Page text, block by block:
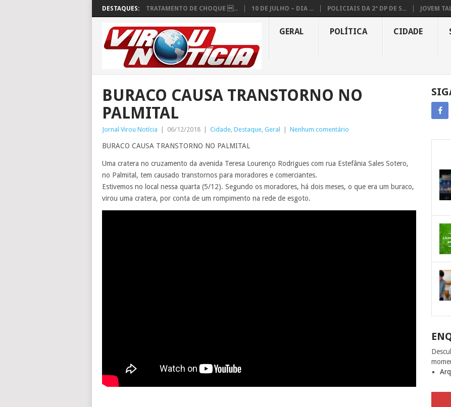
DESTAQUES: TRATAMENTO DE CHOQUE ... 10 DE JULHO – DIA ... POLICIAIS DA 2ª DP DE S... JOVEM
GERAL POLÍTICA CIDADE
BURACO CAUSA TRANSTORNO NO
PALMITAL
Jornal Virou Notícia 06/12/2018 Cidade, Destaque, Geral Nenhum comentário
BURACO CAUSA TRANSTORNO NO PALMITAL
Uma cratera no cruzamento da avenida Teresa Lourenço Rodrigues com rua Estefânia Sales Sotero,
no Palmital, tem causado transtornos para moradores e comerciantes.
Estivemos no local nessa quarta (5/12). Segundo os moradores, há dois meses, o que era um buraco,
virou uma cratera, por conta de um rompimento na rede de esgoto.